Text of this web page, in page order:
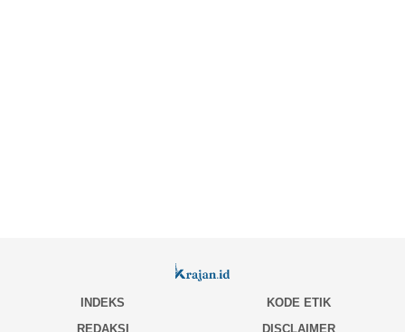
INDEKS
KODE ETIK
REDAKSI
DISCLAIMER